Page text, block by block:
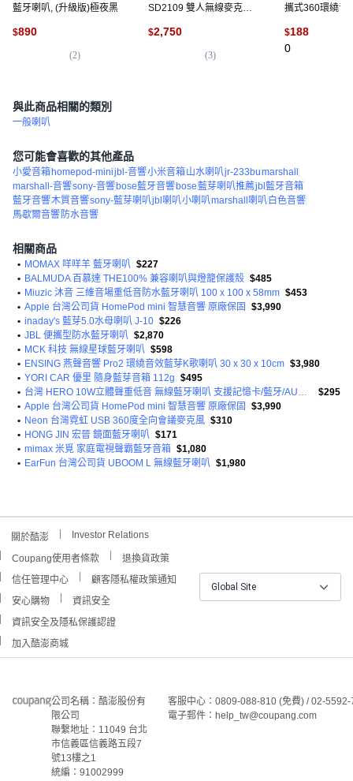
藍牙喇叭, (升級版)極夜黑
$890
(2)
SD2109 雙人無線麥克風
適用, 黑色+防噴套
$2,750
(3)
攜式360環繞音
3004
$188
0
與此商品相關的類別
一般喇叭
您可能會喜歡的其他產品
小愛音箱 homepod-minijbl-音響小米音箱 山水喇叭jr-233bumarshall
marshall-音響sony-音響bose藍牙音響bose 藍芽喇叭推薦jbl藍牙音箱
藍牙音響木質音響sony-藍芽喇叭jbl喇叭小喇叭marshall喇叭 白色音響
馬歇爾音響 防水音響
相關商品
• MOMAX 咩咩羊 藍牙喇叭 $227
• BALMUDA 百慕達 THE100% 兼容喇叭與燈籠保護殼 $485
• Miuzic 沐音 三維音場重低音防水藍牙喇叭 100 x 100 x 58mm $453
• Apple 台灣公司貨 HomePod mini 智慧音響 原廠保固
$3,990
• inaday's 藍芽5.0水母喇叭 J-10 $226
• JBL 便攜型防水藍牙喇叭 $2,870
• MCK 科技 無線星球藍牙喇叭 $598
• ENSING 燕聲音響 Pro2 環繞音效藍芽K歌喇叭 30 x 30 x 10cm $3,980
• YORI CAR 優里 隨身藍芽音箱 112g $495
•
台灣 HERO 10W立體聲重低音 無線藍牙喇叭 支援記憶卡/藍牙/AUX/USB
$295
• Apple 台灣公司貨 HomePod mini 智慧音響 原廠保固
$3,990
• Neon 台灣霓虹 USB 360度全向會議麥克風 $310
• HONG JIN 宏晉 鏡面藍牙喇叭 $171
• mimax 米覓 家庭電視聲霸藍牙音箱 $1,080
• EarFun 台灣公司貨 UBOOM L 無線藍牙喇叭 $1,980
關於酷澎 Investor Relations
Coupang使用者條款
退換貨政策
信任管理中心
顧客隱私權政策通知
安心購物
資訊安全
資訊安全及隱私保護認證
加入酷澎商城
Global Site
公司名稱：酷澎股份有
限公司
聯繫地址：11049 台北
市信義區信義路五段7
號13樓之1
統編：91002999
客服中心：0809-088-810 (免費) / 02-
電子郵件：help_tw@coupang.com